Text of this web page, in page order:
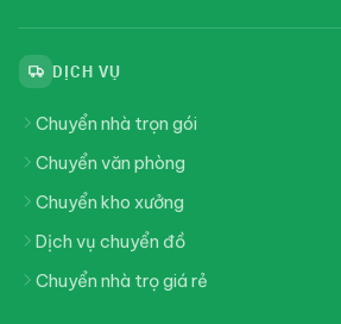
DỊCH VỤ
Chuyển nhà trọn gói
Chuyển văn phòng
Chuyển kho xưởng
Dịch vụ chuyển đồ
Chuyển nhà trọ giá rẻ